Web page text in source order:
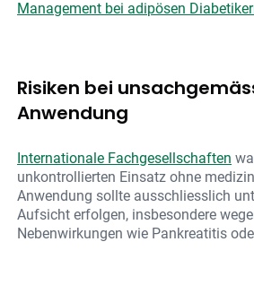
Management bei adipösen
Risiken bei
Anwendung
Internationale Fachgesellschaften
unkontrollierten Einsatz ohne
Anwendung sollte ausschliesslich
Aufsicht erfolgen, insbesondere
Nebenwirkungen wie Pankreatitis